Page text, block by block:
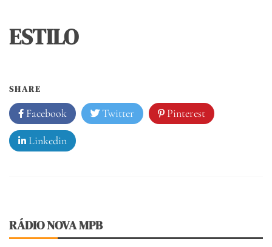
ESTILO
SHARE
Facebook Twitter Pinterest
Linkedin
RÁDIO NOVA MPB